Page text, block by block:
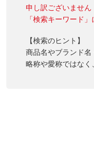
申し訳ございません
「検索キーワード
【検索のヒント】
商品名やブランド
略称や愛称ではなく